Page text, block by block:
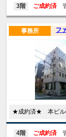
3階 ご成約済
フ
事務所
★成約済★ 本ビル
4階 ご成約済